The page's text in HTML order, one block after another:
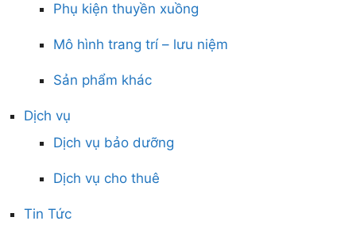
Phụ kiện thuyền xuồng
Mô hình trang trí – lưu niệm
Sản phẩm khác
Dịch vụ
Dịch vụ bảo dưỡng
Dịch vụ cho thuê
Tin Tức